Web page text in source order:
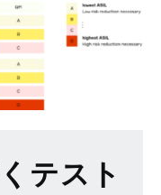
テスト